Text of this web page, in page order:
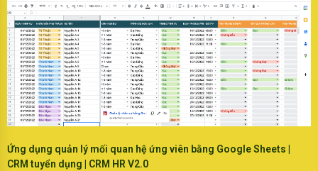
Ứng dụng quản lý mối quan hệ ứng viên bằng Google Sheets |
CRM tuyển dụng | CRM HR V2.0